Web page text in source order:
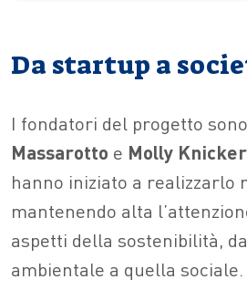
Da startup a
I fondatori del progetto sono
Massarotto e Molly
hanno iniziato a realizzarlo
mantenendo alta
aspetti della sostenibilità,
ambientale a quella